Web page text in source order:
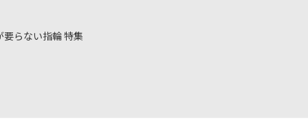
要らない指輪 特集